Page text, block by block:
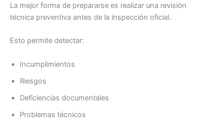
La mejor forma de prepararse es realizar una revisión
técnica preventiva antes de la inspección oficial.
Esto permite detectar:
Incumplimientos
Riesgos
Deficiencias documentales
Problemas técnicos